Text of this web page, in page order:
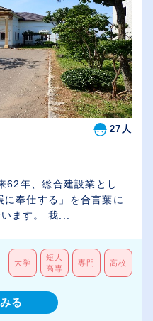
27人
62年、総合建設業とし
奉仕する」を合言葉に
ます。 我...
大学
短大
高専
専門 高校
る